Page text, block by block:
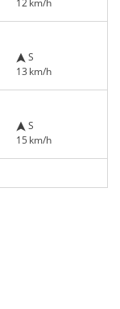
S
13 km/h
S
15 km/h